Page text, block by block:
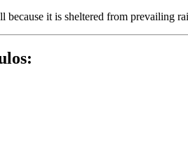
because it is sheltered from prevailing